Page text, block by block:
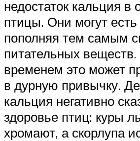
недостаток кальция в
птицы. Они могут
пополняя тем самым
питательных
временем это может
в дурную привычку.
кальция негативно
здоровье птиц: куры
хромают, а скорлупа